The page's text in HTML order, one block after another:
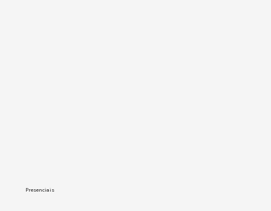
Presenciais